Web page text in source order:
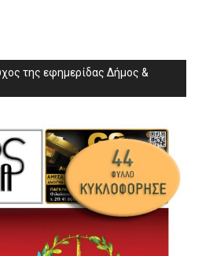
της εφημερίδας Δήμος &